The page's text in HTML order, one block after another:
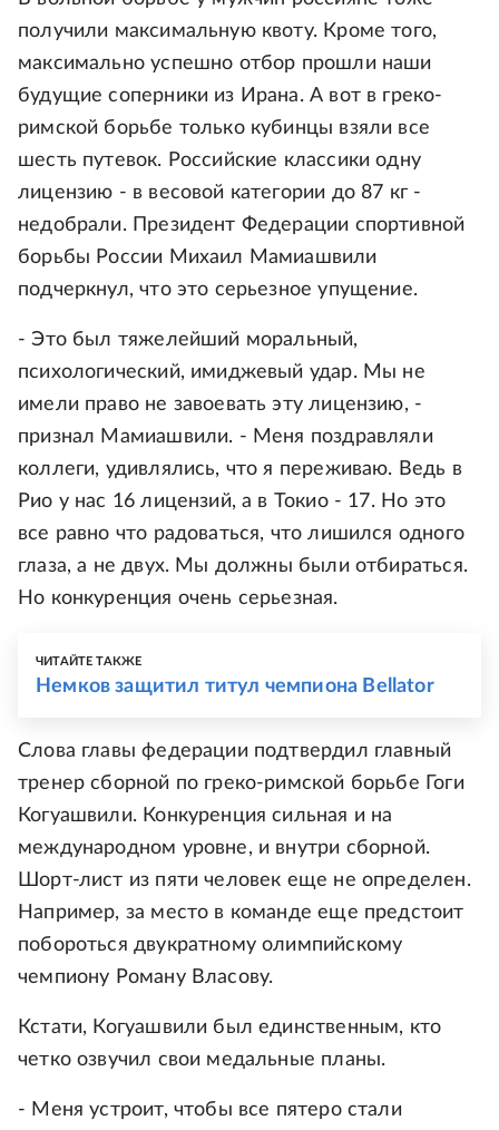
получили максимальную квоту. Кроме того,
максимально успешно отбор прошли наши
будущие соперники из Ирана. А вот в греко-
римской борьбе только кубинцы взяли все
шесть путевок. Российские классики одну
лицензию - в весовой категории до 87 кг -
недобрали. Президент Федерации спортивной
борьбы России Михаил Мамиашвили
подчеркнул, что это серьезное упущение.
- Это был тяжелейший моральный,
психологический, имиджевый удар. Мы не
имели право не завоевать эту лицензию, -
признал Мамиашвили. - Меня поздравляли
коллеги, удивлялись, что я переживаю. Ведь в
Рио у нас 16 лицензий, а в Токио - 17. Но это
все равно что радоваться, что лишился одного
глаза, а не двух. Мы должны были отбираться.
Но конкуренция очень серьезная.
ЧИТАЙТЕ ТАКЖЕ
Немков защитил титул чемпиона Bellator
Слова главы федерации подтвердил главный
тренер сборной по греко-римской борьбе Гоги
Когуашвили. Конкуренция сильная и на
международном уровне, и внутри сборной.
Шорт-лист из пяти человек еще не определен.
Например, за место в команде еще предстоит
побороться двукратному олимпийскому
чемпиону Роману Власову.
Кстати, Когуашвили был единственным, кто
четко озвучил свои медальные планы.
- Меня устроит, чтобы все пятеро стали